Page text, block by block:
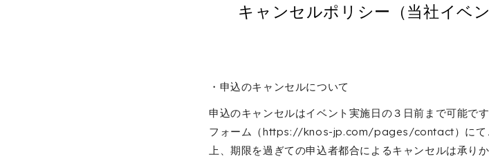
キャンセルポリシー（当社イベ
・申込のキャンセルについて
申込のキャンセルはイベント実施日の３日前まで可能で
フォーム（https://knos-jp.com/pages/contact）にて
上、期限を過ぎての申込者都合によるキャンセルは承りか